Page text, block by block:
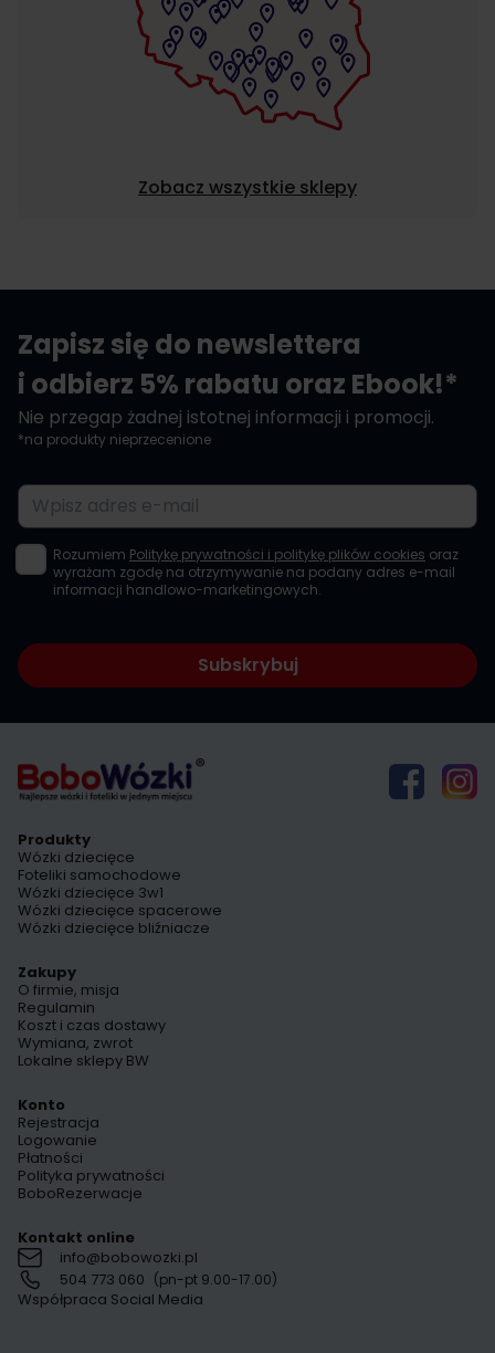
Zobacz wszystkie sklepy
Zapisz się do newslettera
i odbierz 5% rabatu oraz Ebook!*
Nie przegap żadnej istotnej informacji i promocji.
*na produkty nieprzecenione
Adres e-mail
Rozumiem Politykę prywatności i politykę plików cookies oraz
wyrażam zgodę na otrzymywanie na podany adres e-mail
informacji handlowo-marketingowych.
Subskrybuj
Produkty
Wózki dziecięce
Foteliki samochodowe
Wózki dziecięce 3w1
Wózki dziecięce spacerowe
Wózki dziecięce bliźniacze
Zakupy
O firmie, misja
Regulamin
Koszt i czas dostawy
Wymiana, zwrot
Lokalne sklepy BW
Konto
Rejestracja
Logowanie
Płatności
Polityka prywatności
BoboRezerwacje
Kontakt online
info@bobowozki.pl
504 773 060 (pn-pt 9.00-17.00)
Współpraca Social Media